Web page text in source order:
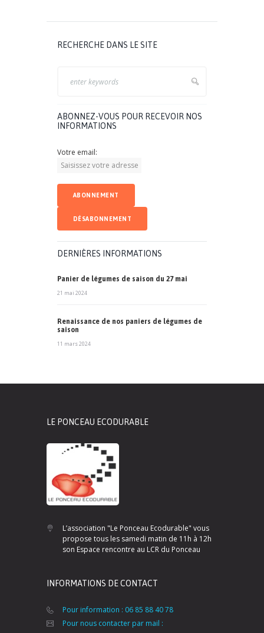
RECHERCHE DANS LE SITE
ABONNEZ-VOUS POUR RECEVOIR NOS
INFORMATIONS
Votre email:
DERNIÈRES INFORMATIONS
Panier de légumes de saison du 27 mai
21 mai 2024
Renaissance de nos paniers de légumes de
saison
11 mars 2024
LE PONCEAU ECODURABLE
L’association "Le Ponceau Ecodurable" vous
propose tous les samedi matin de 11h à 12h
son Espace rencontre au LCR du Ponceau
INFORMATIONS DE CONTACT
Pour information : 06 85 88 40 78
Pour nous contacter par mail :